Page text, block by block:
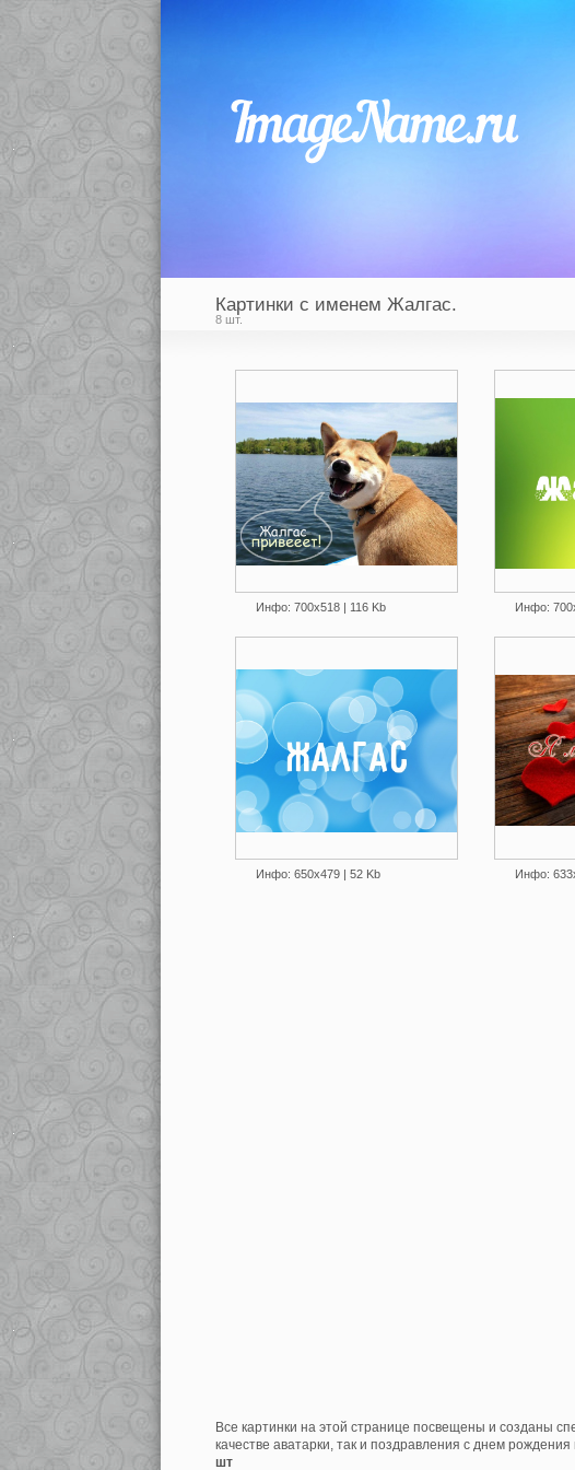
Картинки с именем Жалгас.
8 шт.
Инфо: 700х518 | 116 Kb Инфо:
Инфо: 650х479 | 52 Kb Инфо:
Все картинки на этой странице посвещены и созданы
качестве аватарки, так и поздравления с днем
шт